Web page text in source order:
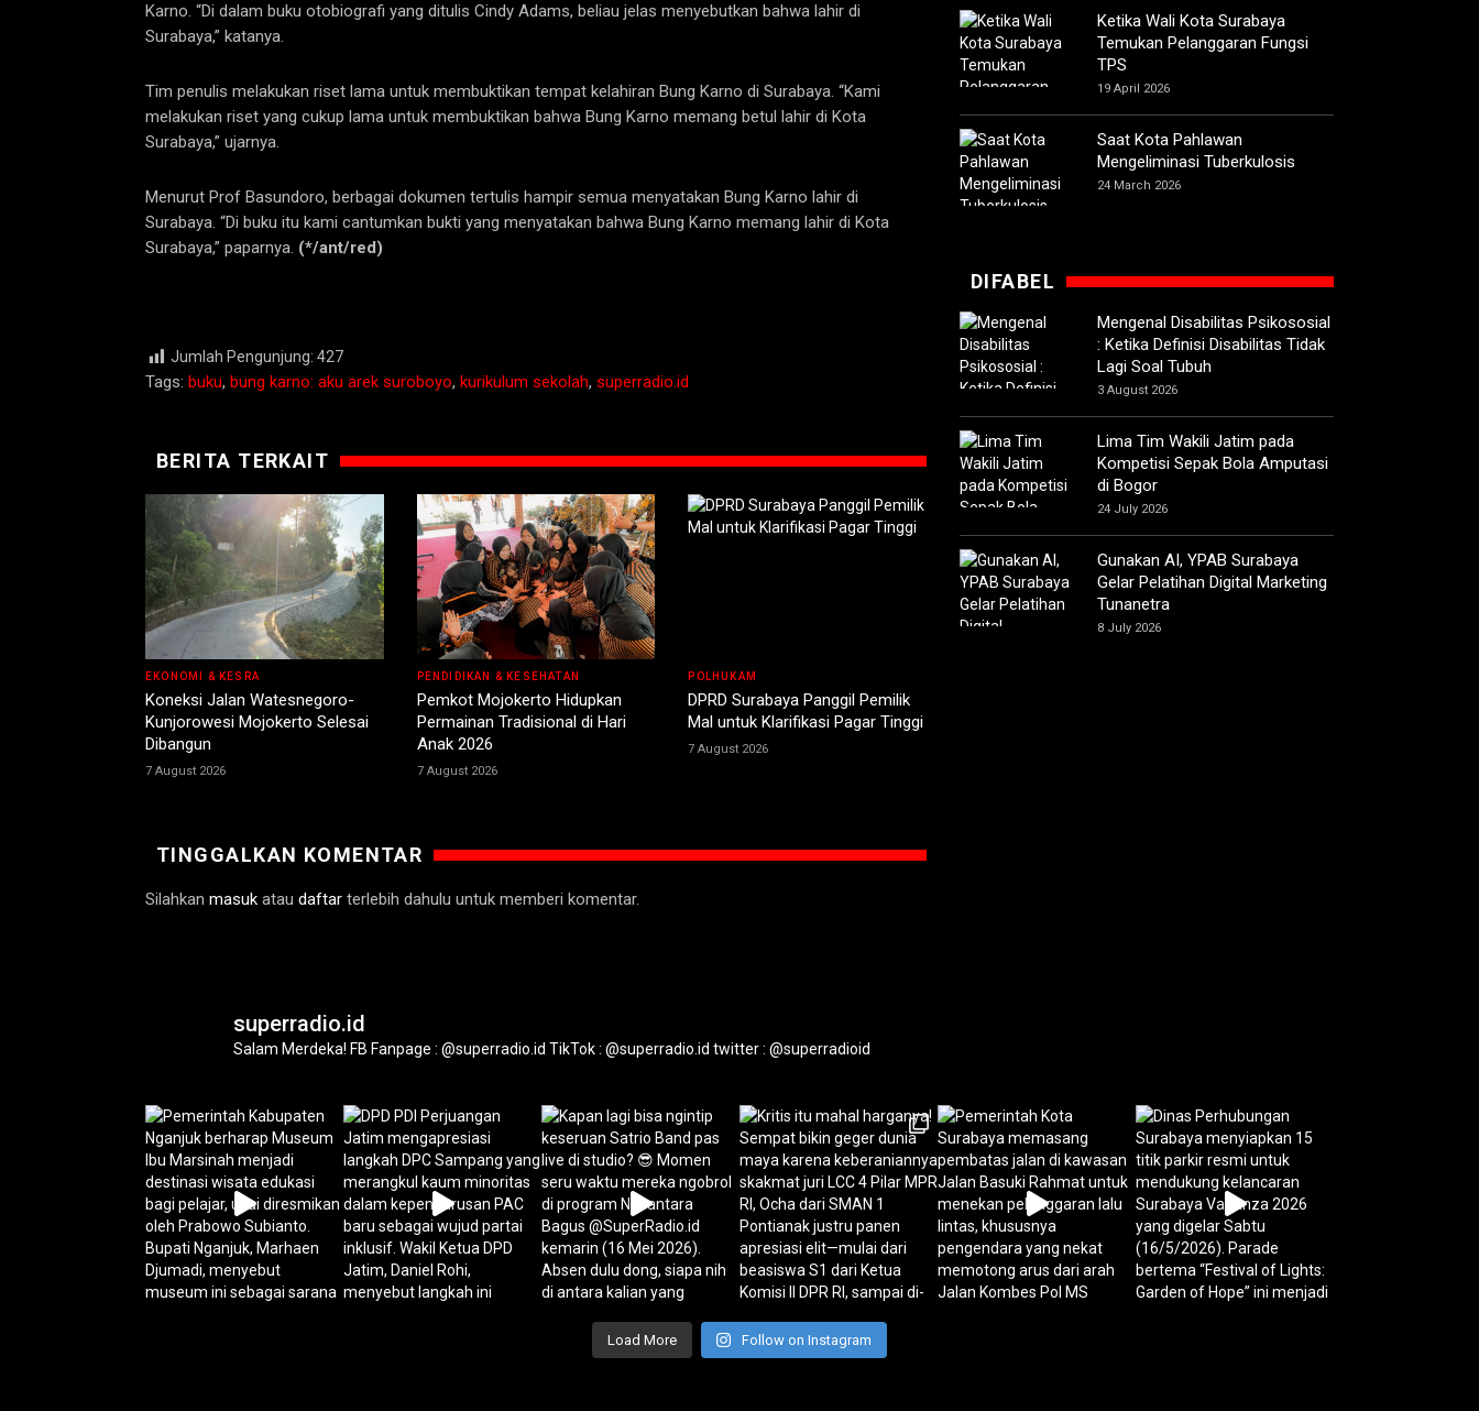
Karno. “Di dalam buku otobiografi yang ditulis Cindy Adams, beliau jelas menyebutkan bahwa lahir di
Surabaya,” katanya.
Tim penulis melakukan riset lama untuk membuktikan tempat kelahiran Bung Karno di Surabaya. “Kami
melakukan riset yang cukup lama untuk membuktikan bahwa Bung Karno memang betul lahir di Kota
Surabaya,” ujarnya.
Menurut Prof Basundoro, berbagai dokumen tertulis hampir semua menyatakan Bung Karno lahir di
Surabaya. “Di buku itu kami cantumkan bukti yang menyatakan bahwa Bung Karno memang lahir di Kota
Surabaya,” paparnya. (*/ant/red)
Jumlah Pengunjung: 427
Tags: buku, bung karno: aku arek suroboyo, kurikulum sekolah, superradio.id
BERITA TERKAIT
EKONOMI & KESRA
Koneksi Jalan Watesnegoro-
Kunjorowesi Mojokerto Selesai
Dibangun
7 August 2026
PENDIDIKAN & KESEHATAN
Pemkot Mojokerto Hidupkan
Permainan Tradisional di Hari
Anak 2026
7 August 2026
POLHUKAM
DPRD Surabaya Panggil Pemilik
Mal untuk Klarifikasi Pagar Tinggi
7 August 2026
TINGGALKAN KOMENTAR
Silahkan masuk atau daftar terlebih dahulu untuk memberi komentar.
Ketika Wali Kota Surabaya
Temukan Pelanggaran Fungsi
TPS
19 April 2026
Saat Kota Pahlawan
Mengeliminasi Tuberkulosis
24 March 2026
DIFABEL
Mengenal Disabilitas Psikososial
: Ketika Definisi Disabilitas Tidak
Lagi Soal Tubuh
3 August 2026
Lima Tim Wakili Jatim pada
Kompetisi Sepak Bola Amputasi
di Bogor
24 July 2026
Gunakan AI, YPAB Surabaya
Gelar Pelatihan Digital Marketing
Tunanetra
8 July 2026
superradio.id
Salam Merdeka! FB Fanpage : @superradio.id TikTok : @superradio.id twitter : @superradioid
Load More Follow on Instagram